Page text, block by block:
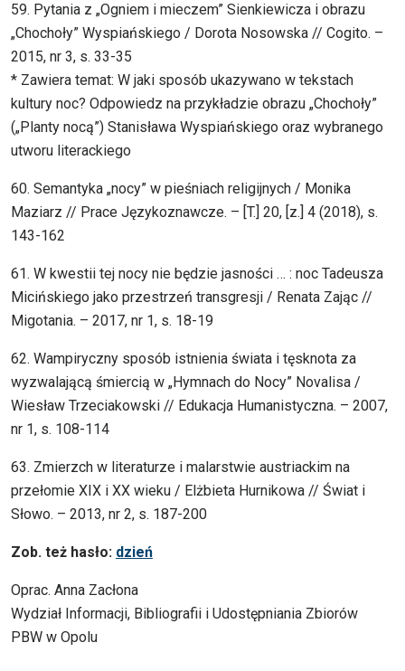
59. Pytania z „Ogniem i mieczem” Sienkiewicza i obrazu
„Chochoły” Wyspiańskiego / Dorota Nosowska // Cogito. –
2015, nr 3, s. 33-35
* Zawiera temat: W jaki sposób ukazywano w tekstach
kultury noc? Odpowiedz na przykładzie obrazu „Chochoły”
(„Planty nocą”) Stanisława Wyspiańskiego oraz wybranego
utworu literackiego
60. Semantyka „nocy” w pieśniach religijnych / Monika
Maziarz // Prace Językoznawcze. – [T.] 20, [z.] 4 (2018), s.
143-162
61. W kwestii tej nocy nie będzie jasności … : noc Tadeusza
Micińskiego jako przestrzeń transgresji / Renata Zając //
Migotania. – 2017, nr 1, s. 18-19
62. Wampiryczny sposób istnienia świata i tęsknota za
wyzwalającą śmiercią w „Hymnach do Nocy” Novalisa /
Wiesław Trzeciakowski // Edukacja Humanistyczna. – 2007,
nr 1, s. 108-114
63. Zmierzch w literaturze i malarstwie austriackim na
przełomie XIX i XX wieku / Elżbieta Hurnikowa // Świat i
Słowo. – 2013, nr 2, s. 187-200
Zob. też hasło: dzień
Oprac. Anna Zacłona
Wydział Informacji, Bibliografii i Udostępniania Zbiorów
PBW w Opolu